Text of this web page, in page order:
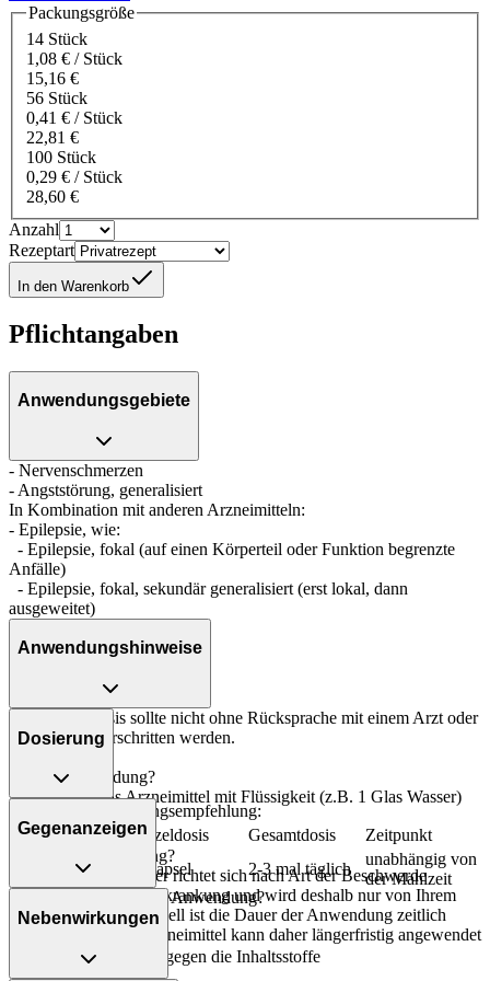
Packungsgröße
14 Stück
1,08 € / Stück
15,16 €
56 Stück
0,41 € / Stück
22,81 €
100 Stück
0,29 € / Stück
28,60 €
Anzahl
Rezeptart
In den Warenkorb
Pflichtangaben
Anwendungsgebiete
- Nervenschmerzen
- Angststörung, generalisiert
In Kombination mit anderen Arzneimitteln:
- Epilepsie, wie:
- Epilepsie, fokal (auf einen Körperteil oder Funktion begrenzte
Anfälle)
- Epilepsie, fokal, sekundär generalisiert (erst lokal, dann
ausgeweitet)
Anwendungshinweise
Die Gesamtdosis sollte nicht ohne Rücksprache mit einem Arzt oder
Apotheker überschritten werden.
Art der Anwendung?
Nehmen Sie das Arzneimittel mit Flüssigkeit (z.B. 1 Glas Wasser)
Dauer der Anwendung?
Die Anwendungsdauer richtet sich nach Art der Beschwerde
und/oder Dauer der Erkrankung und wird deshalb nur von Ihrem
Arzt bestimmt. Prinzipiell ist die Dauer der Anwendung zeitlich
nicht begrenzt, das Arzneimittel kann daher längerfristig angewendet
Dosierung
Allgemeine Dosierungsempfehlung:
Personenkreis
Einzeldosis Gesamtdosis
Zeitpunkt
Erwachsene
1 Kapsel 2-3 mal täglich
unabhängig von
der Mahlzeit
Gegenanzeigen
Was spricht gegen eine Anwendung?
- Überempfindlichkeit gegen die Inhaltsstoffe
Nebenwirkungen